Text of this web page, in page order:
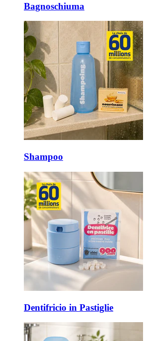
Bagnoschiuma
Shampoo
Dentifricio in Pastiglie